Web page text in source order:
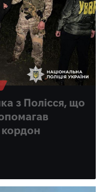
з Полісся, що
кордон